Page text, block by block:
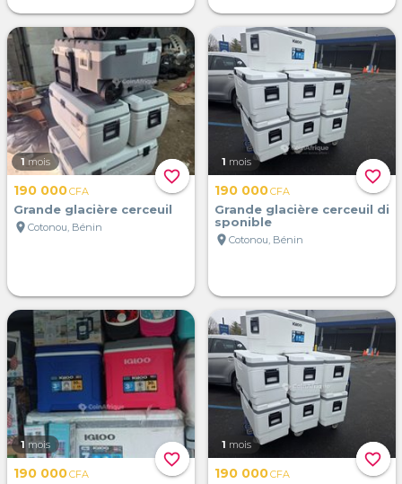
favorite_border
1 mois
190 000CFA
Grande glacière cerceuil
location_on Cotonou, Bénin
favorite_border
1 mois
190 000CFA
Grande glacière cerceuil di
sponible
location_on Cotonou, Bénin
favorite_border
1 mois
190 000CFA
favorite_border
1 mois
190 000CFA